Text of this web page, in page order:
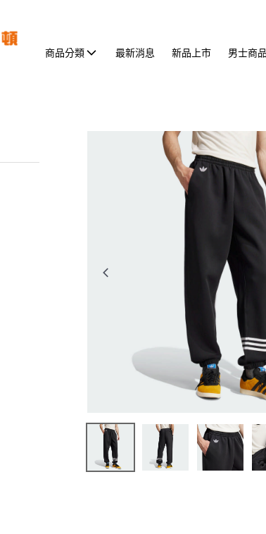
商品分類 最新消息 新品上市 男士商品